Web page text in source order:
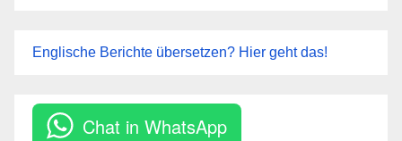
Englische Berichte übersetzen? Hier geht das!
Chat in WhatsApp